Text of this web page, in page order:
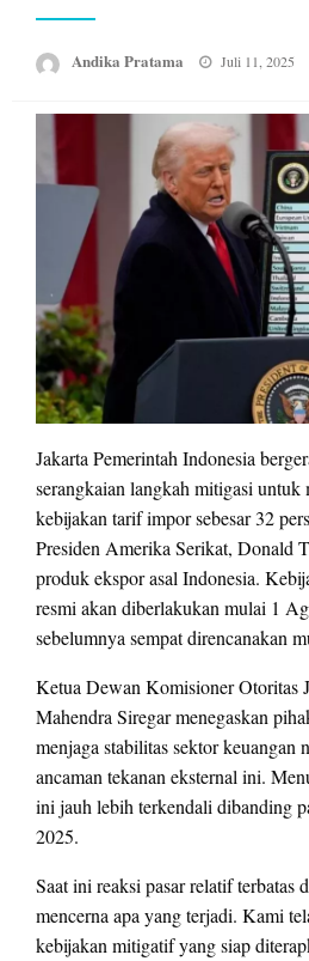
Andika Pratama
Posted
Juli 11, 2025
Jakarta Pemerintah Indonesia
serangkaian langkah mitigasi untuk
kebijakan tarif impor sebesar 32
Presiden Amerika Serikat, Donald
produk ekspor asal Indonesia.
resmi akan diberlakukan mulai 1
sebelumnya sempat direncanakan
Ketua Dewan Komisioner Otoritas
Mahendra Siregar menegaskan
menjaga stabilitas sektor keuangan
ancaman tekanan eksternal ini.
ini jauh lebih terkendali dibanding
2025.
Saat ini reaksi pasar relatif terbatas
mencerna apa yang terjadi. Kami
kebijakan mitigatif yang siap